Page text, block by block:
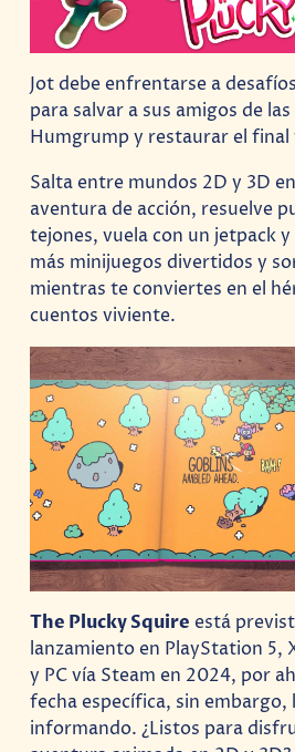
Jot debe enfrentarse a
para salvar a sus amigos de
Humgrump y restaurar el final
Salta entre mundos 2D y 3D
aventura de acción, resuelve
tejones, vuela con un jetpack
más minijuegos divertidos y
mientras te conviertes en el
cuentos viviente.
The Plucky Squire está
lanzamiento en PlayStation 5,
y PC vía Steam en 2024, por
fecha específica, sin embargo,
informando. ¿Listos para